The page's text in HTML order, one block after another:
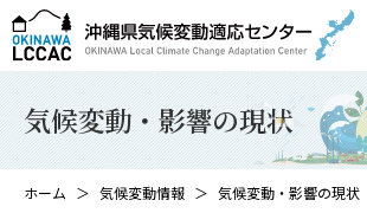
気候変動・影響の現状
ホーム 気候変動情報 気候変動・影響の現状